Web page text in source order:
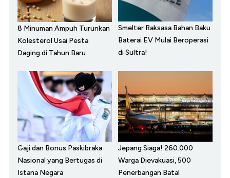
8 Minuman Ampuh Turunkan
Kolesterol Usai Pesta
Daging di Tahun Baru
Smelter Raksasa Bahan Baku
Baterai EV Mulai Beroperasi
di Sultra!
Gaji dan Bonus Paskibraka
Nasional yang Bertugas di
Istana Negara
Jepang Siaga! 260.000
Warga Dievakuasi, 500
Penerbangan Batal